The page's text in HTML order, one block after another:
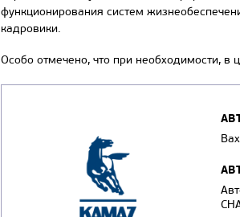
функционирования систем
кадровики.
Особо отмечено, что при необходимости, в